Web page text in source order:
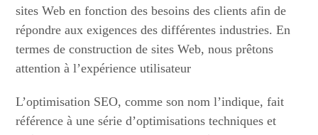
sites Web en fonction des besoins des clients afin de
répondre aux exigences des différentes industries. En
termes de construction de sites Web, nous prêtons
attention à l’expérience utilisateur
L’optimisation SEO, comme son nom l’indique, fait
référence à une série d’optimisations techniques et